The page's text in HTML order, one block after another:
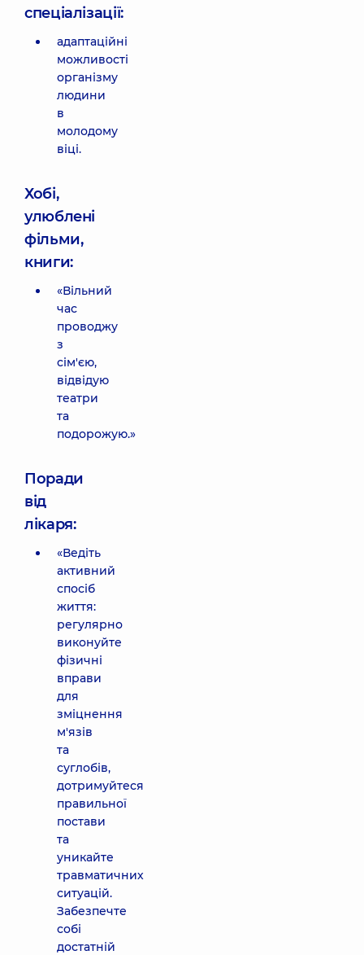
спеціалізації:
адаптаційні
можливості
організму
людини
в
молодому
віці.
Хобі,
улюблені
фільми,
книги:
«Вільний
час
проводжу
з
сім'єю,
відвідую
театри
та
подорожую.»
Поради
від
лікаря:
«Ведіть
активний
спосіб
життя:
регулярно
виконуйте
фізичні
вправи
для
зміцнення
м'язів
та
суглобів,
дотримуйтеся
правильної
постави
та
уникайте
травматичних
ситуацій.
Забезпечте
собі
достатній